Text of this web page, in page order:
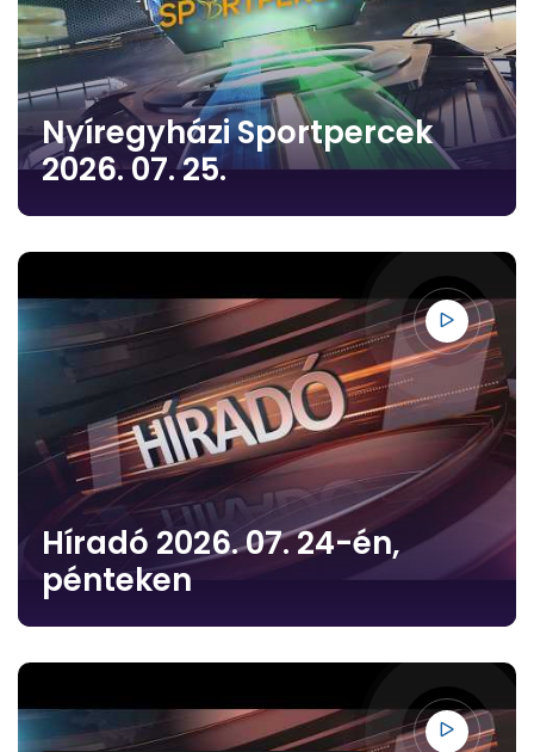
Nyíregyházi Sportpercek
2026. 07. 25.
Híradó 2026. 07. 24-én,
pénteken